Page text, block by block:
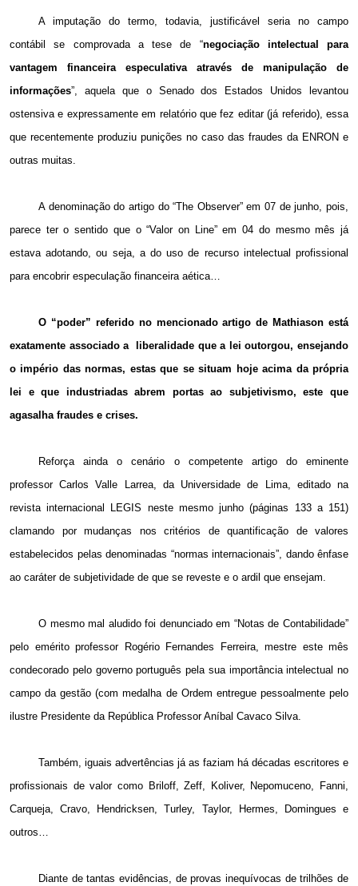
A imputação do termo, todavia, justificável seria no campo
contábil se comprovada a tese de “negociação intelectual para
vantagem financeira especulativa através de manipulação de
informações”, aquela que o Senado dos Estados Unidos levantou
ostensiva e expressamente em relatório que fez editar (já referido), essa
que recentemente produziu punições no caso das fraudes da ENRON e
outras muitas.
A denominação do artigo do “The Observer” em 07 de junho, pois,
parece ter o sentido que o “Valor on Line” em 04 do mesmo mês já
estava adotando, ou seja, a do uso de recurso intelectual profissional
para encobrir especulação financeira aética…
O “poder” referido no mencionado artigo de Mathiason está
exatamente associado a
liberalidade que a lei outorgou, ensejando
o império das normas, estas que se situam hoje acima da própria
lei e que industriadas abrem portas ao subjetivismo, este que
agasalha fraudes e crises.
Reforça ainda o cenário o competente artigo do eminente
professor Carlos Valle Larrea, da Universidade de Lima, editado na
revista internacional LEGIS neste mesmo junho (páginas 133 a151)
clamando por mudanças nos critérios de quantificação de valores
estabelecidos pelas denominadas “normas internacionais”, dando ênfase
ao caráter de subjetividade de que se reveste e o ardil que ensejam.
O mesmo mal aludido foi denunciado em “Notas de Contabilidade”
pelo emérito professor Rogério Fernandes Ferreira, mestre este mês
condecorado pelo governo português pela sua importância intelectual no
campo da gestão (com medalha de Ordem entregue pessoalmente pelo
ilustre Presidente da República Professor Aníbal Cavaco Silva.
Também, iguais advertências já as faziam há décadas escritores e
profissionais de valor como Briloff, Zeff, Koliver, Nepomuceno, Fanni,
Carqueja, Cravo, Hendricksen, Turley, Taylor, Hermes, Domingues e
outros…
Diante de tantas evidências, de provas inequívocas de trilhões de